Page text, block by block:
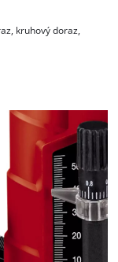
Maps
to load due
to the
needs to setup
this content
used.
kruhový doraz,